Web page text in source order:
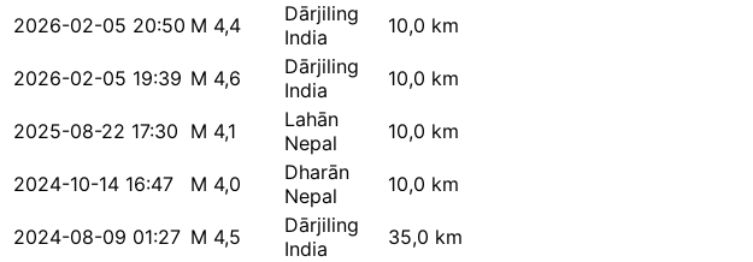
2026-02-05 20:50 M 4,4
Dārjiling
India
10,0 km
2026-02-05 19:39 M 4,6
Dārjiling
India
10,0 km
2025-08-22 17:30 M 4,1
Lahān
Nepal
10,0 km
2024-10-14 16:47 M 4,0
Dharān
Nepal
10,0 km
2024-08-09 01:27 M 4,5
Dārjiling
India
35,0 km